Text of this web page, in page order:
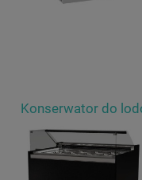
Konserwator do